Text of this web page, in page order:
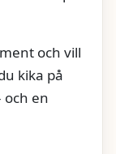
och vill
kika på
och en